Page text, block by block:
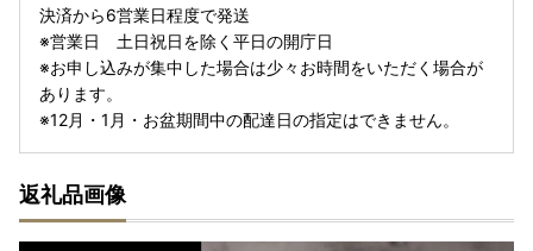
決済から6営業日程度で発送
※営業日 土日祝日を除く平日の開庁日
※お申し込みが集中した場合は少々お時間をいただく場合が
あります。
※12月・1月・お盆期間中の配達日の指定はできません。
返礼品画像